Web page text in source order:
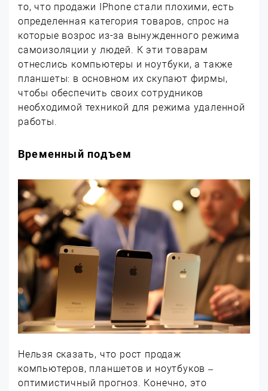
то, что продажи IPhone стали плохими, есть
определенная категория товаров, спрос на
которые возрос из-за вынужденного режима
самоизоляции у людей. К эти товарам
отнеслись компьютеры и ноутбуки, а также
планшеты: в основном их скупают фирмы,
чтобы обеспечить своих сотрудников
необходимой техникой для режима удаленной
работы.
Временный подъем
Нельзя сказать, что рост продаж
компьютеров, планшетов и ноутбуков –
оптимистичный прогноз. Конечно, это